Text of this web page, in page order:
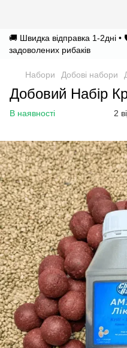
🚚 Швидка відправка 1-2дні
задоволених рибаків
Набори Добові набори
Добовий Набір
В наявності 2